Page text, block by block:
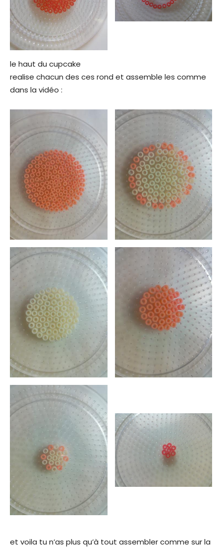
le haut du cupcake
realise chacun des ces rond et assemble les comme
dans la vidéo :
et voila tu n’as plus qu’à tout assembler comme sur la